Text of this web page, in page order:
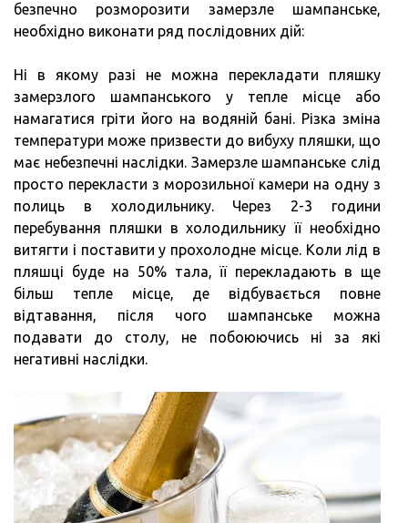
безпечно розморозити замерзле шампанське,
необхідно виконати ряд послідовних дій:
Ні в якому разі не можна перекладати пляшку
замерзлого шампанського у тепле місце або
намагатися гріти його на водяній бані. Різка зміна
температури може призвести до вибуху пляшки, що
має небезпечні наслідки. Замерзле шампанське слід
просто перекласти з морозильної камери на одну з
полиць в холодильнику. Через 2-3 години
перебування пляшки в холодильнику її необхідно
витягти і поставити у прохолодне місце. Коли лід в
пляшці буде на 50% тала, її перекладають в ще
більш тепле місце, де відбувається повне
відтавання, після чого шампанське можна
подавати до столу, не побоюючись ні за які
негативні наслідки.